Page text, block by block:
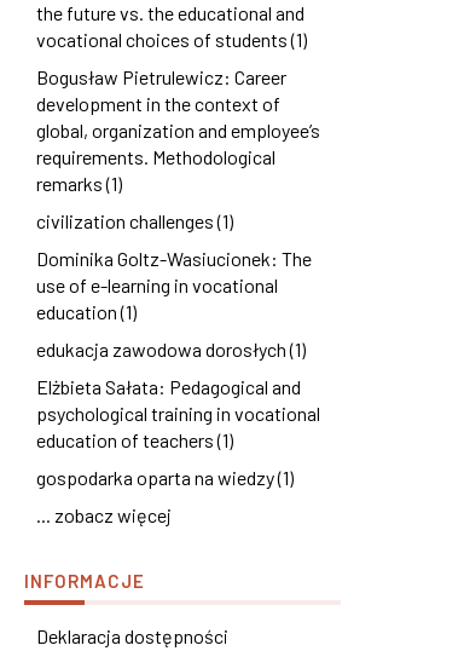
the future vs. the educational and
vocational choices of students (1)
Bogusław Pietrulewicz: Career
development in the context of
global, organization and employee’s
requirements. Methodological
remarks (1)
civilization challenges (1)
Dominika Goltz-Wasiucionek: The
use of e-learning in vocational
education (1)
edukacja zawodowa dorosłych (1)
Elżbieta Sałata: Pedagogical and
psychological training in vocational
education of teachers (1)
gospodarka oparta na wiedzy (1)
... zobacz więcej
INFORMACJE
Deklaracja dostępności